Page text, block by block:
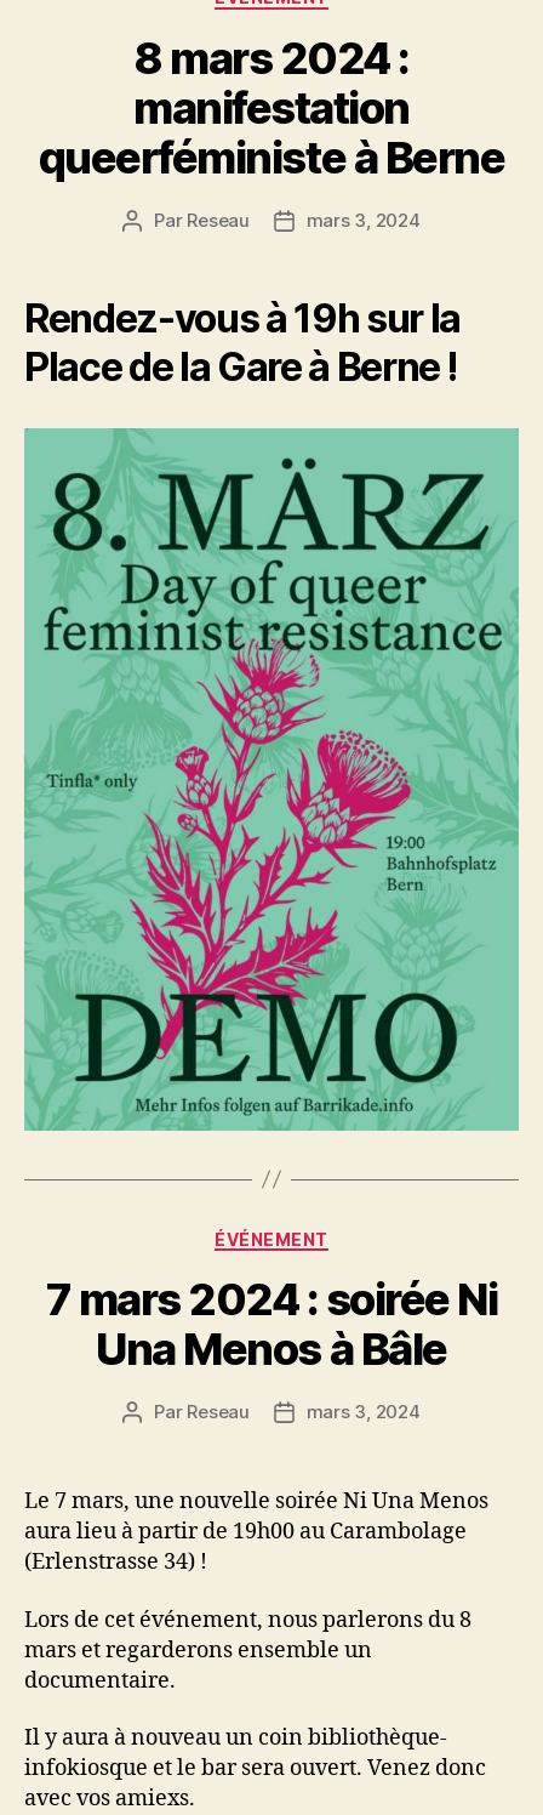
8 mars 2024 :
manifestation
queerféministe à Berne
Auteur
Par Reseau
Datemars 3, 2024
Rendez-vous à 19h sur la
Place de la Gare à Berne !
Catégories
ÉVÉNEMENT
7 mars 2024 : soirée Ni
Una Menos à Bâle
Auteur
Par Reseau
Datemars 3, 2024
Le 7 mars, une nouvelle soirée Ni Una Menos
aura lieu à partir de 19h00 au Carambolage
(Erlenstrasse 34) !
Lors de cet événement, nous parlerons du 8
mars et regarderons ensemble un
documentaire.
Il y aura à nouveau un coin bibliothèque-
infokiosque et le bar sera ouvert. Venez donc
avec vos amiexs.